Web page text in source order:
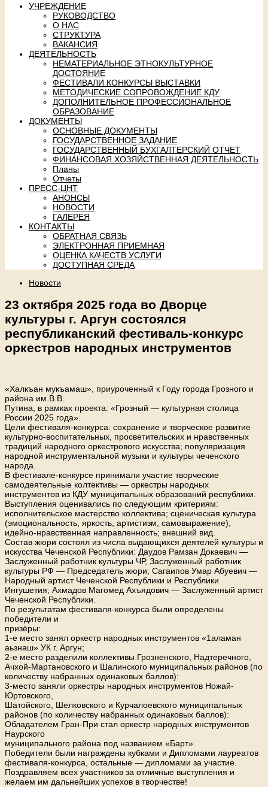
УЧРЕЖДЕНИЕ
РУКОВОДСТВО
О НАС
СТРУКТУРА
ВАКАНСИЯ
ДЕЯТЕЛЬНОСТЬ
НЕМАТЕРИАЛЬНОЕ ЭТНОКУЛЬТУРНОЕ
ДОСТОЯНИЕ
ФЕСТИВАЛИ КОНКУРСЫ ВЫСТАВКИ
МЕТОДИЧЕСКИЕ СОПРОВОЖДЕНИЕ КДУ
ДОПОЛНИТЕЛЬНОЕ ПРОФЕССИОНАЛЬНОЕ
ОБРАЗОВАНИЕ
ДОКУМЕНТЫ
ОСНОВНЫЕ ДОКУМЕНТЫ
ГОСУДАРСТВЕННОЕ ЗАДАНИЕ
ГОСУДАРСТВЕННЫЙ БУХГАЛТЕРСКИЙ ОТЧЕТ
ФИНАНСОВАЯ ХОЗЯЙСТВЕННАЯ ДЕЯТЕЛЬНОСТЬ
Планы
Отчеты
ПРЕСС-ЦНТ
АНОНСЫ
НОВОСТИ
ГАЛЕРЕЯ
КОНТАКТЫ
ОБРАТНАЯ СВЯЗЬ
ЭЛЕКТРОННАЯ ПРИЕМНАЯ
ОЦЕНКА КАЧЕСТВ УСЛУГИ
ДОСТУПНАЯ СРЕДА
Новости
23 октября 2025 года во Дворце
культуры г. Аргун состоялся
республиканский фестиваль-конкурс
оркестров народных инструментов
«Халкъан мукъамаш», приуроченный к Году города Грозного и
района им.В.В.
Путина, в рамках проекта: «Грозный — культурная столица
России 2025 года».
Цели фестиваля-конкурса: сохранение и творческое развитие
культурно-воспитательных, просветительских и нравственных
традиций народного оркестрового искусства; популяризация
народной инструментальной музыки и культуры чеченского
народа.
В фестивале-конкурсе принимали участие творческие
самодеятельные колтективы — оркестры народных
инструментов из КДУ муниципальных образований республики.
Выступления оценивались по следующим критериям:
исполнительское мастерство коллектива; сценическая культура
(эмоциональность, яркость, артистизм, самовыражение);
идейно-нравственная направленность; внешний вид.
Состав жюри состоял из числа выдающихся деятелей культуры и
искусства Чеченской Республики: Даудов Рамзан Докаевич —
Заслуженный работник культуры ЧР, Заслуженный работник
культуры РФ — Председатель жюри; Сагаипов Умар Абуевич —
Народный артист Чеченской Республики и Республики
Ингушетия; Ахмадов Магомед Ахъядович — Заслуженный артист
Чеченской Республики.
По результатам фестиваля-конкурса были определены
победители и
призёры:
1-е место занял оркестр народных инструментов «1аламан
аьзнаш» УК г. Аргун;
2-е место разделили коллективы Грозненского, Надтеречного,
Ачхой-Мартановского и Шалинского муниципальных районов (по
количеству набранных одинаковых баллов):
3-место заняли оркестры народных инструментов Ножай-
Юртовского,
Шатойского, Шелковского и Курчалоевского муниципальных
районов (по количеству набранных одинаковых баллов):
Обладателем Гран-При стал оркестр народных инструментов
Наурского
муниципального района под названием «Барт».
Победители были награждены кубками и Дипломами лауреатов
фестиваля-конкурса, остальные — дипломами за участие.
Поздравляем всех участников за отличные выступления и
желаем им дальнейших успехов в творчестве!